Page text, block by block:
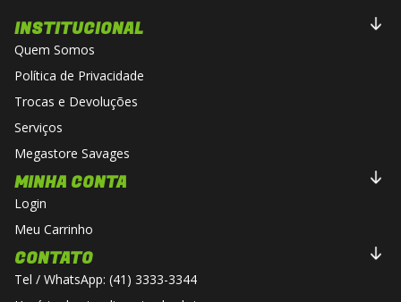
INSTITUCIONAL
Quem Somos
Política de Privacidade
Trocas e Devoluções
Serviços
Megastore Savages
MINHA CONTA
Login
Meu Carrinho
CONTATO
Tel / WhatsApp: (41) 3333-3344